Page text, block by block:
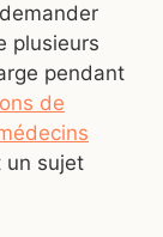
plusieurs
pendant
de
un sujet